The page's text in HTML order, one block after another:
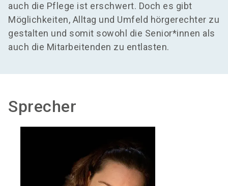
auch die Pflege ist erschwert. Doch es gibt
Möglichkeiten, Alltag und Umfeld hörgerechter zu
gestalten und somit sowohl die Senior*innen als
auch die Mitarbeitenden zu entlasten.
Sprecher